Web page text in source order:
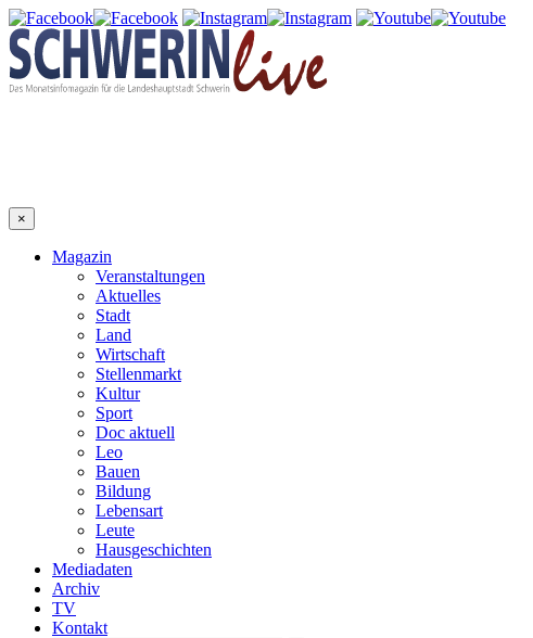
×
Magazin
Veranstaltungen
Aktuelles
Stadt
Land
Wirtschaft
Stellenmarkt
Kultur
Sport
Doc aktuell
Leo
Bauen
Bildung
Lebensart
Leute
Hausgeschichten
Mediadaten
Archiv
TV
Kontakt